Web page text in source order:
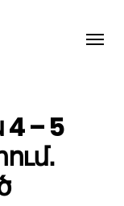
Toggle
– 5